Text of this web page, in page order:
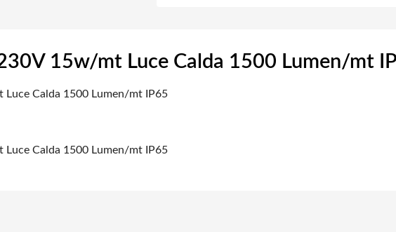
15w/mt Luce Calda 1500 Lumen/mt
Calda 1500 Lumen/mt IP65
Calda 1500 Lumen/mt IP65